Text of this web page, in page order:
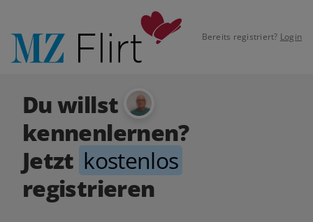
Bereits registriert? Login
Du willst
kennenlernen?
Jetzt kostenlos
registrieren